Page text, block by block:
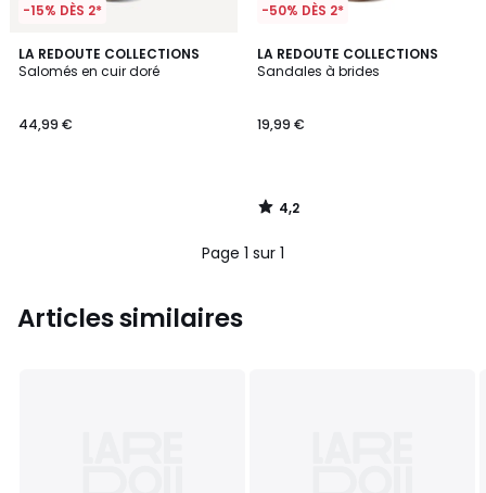
-15% DÈS 2*
LA REDOUTE COLLECTIONS
Salomés en cuir doré
44,99 €
-50% DÈS 2*
LA REDOUTE COLLECTIONS
Sandales à brides
19,99 €
4,2
/ 5
4,2
/
Page 1 sur 1
Articles similaires